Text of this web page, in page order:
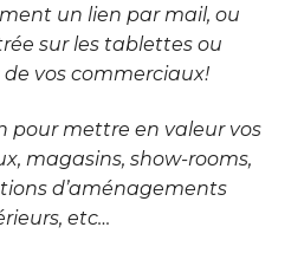
un lien par mail, ou
sur les tablettes ou
vos commerciaux!
pour mettre en valeur vos
magasins, show-rooms,
d’aménagements
etc…